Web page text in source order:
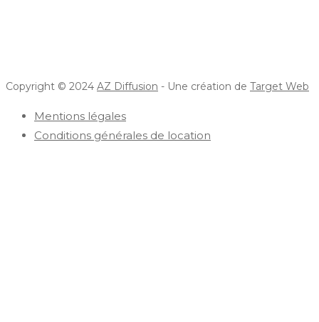
Copyright © 2024 AZ Diffusion - Une création de Target Web
Mentions légales
Conditions générales de location